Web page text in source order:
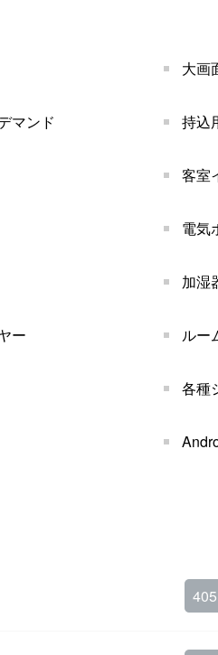
大画
マンド 持込
客室
電気
加湿
ー ルー
各種
405